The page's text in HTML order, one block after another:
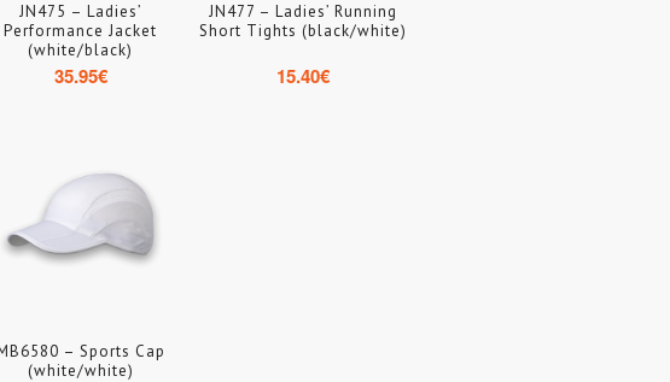
JN475 – Ladies’
Performance Jacket
(white/black)
35.95€
JN477 – Ladies’ Running
Short Tights (black/white)
15.40€
– Sports Cap
(white/white)